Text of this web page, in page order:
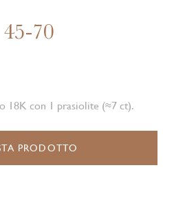
70
18K con 1 prasiolite (≈7 ct).
PRODOTTO